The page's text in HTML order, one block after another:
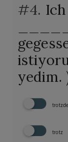
#4.
yedim.
trotz